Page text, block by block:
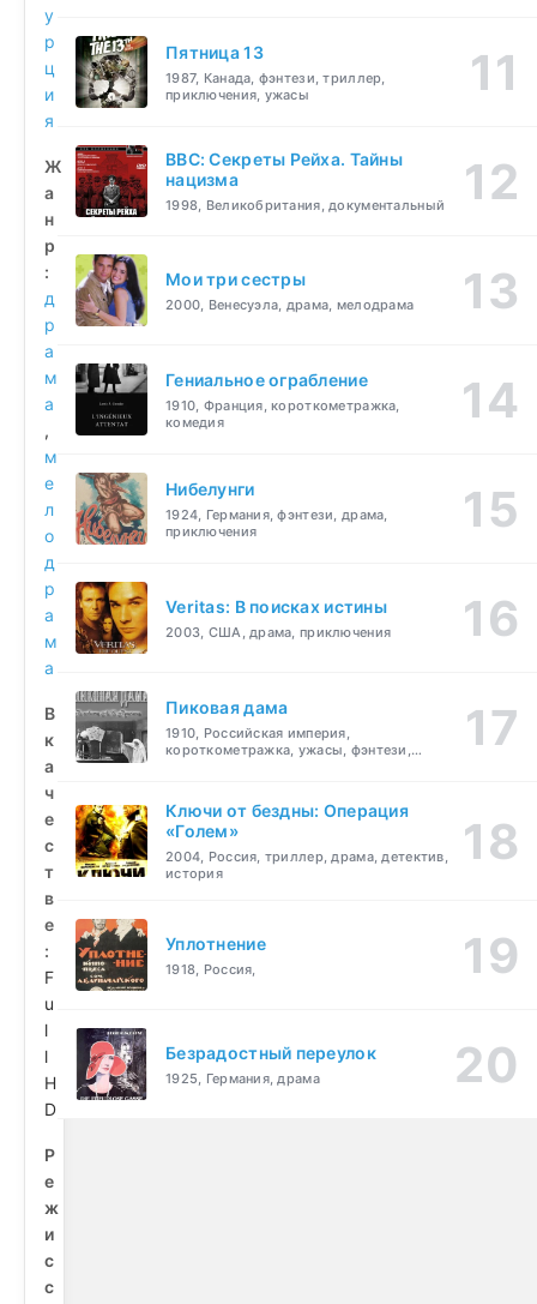
у
р
ц
и
я
Ж
а
н
р
:
д
р
а
м
а
,
м
е
л
о
д
р
а
м
а
В
к
а
ч
е
с
т
в
е
:
F
u
l
l
H
D
Р
е
ж
и
с
с
Пятница 13
1987, Канада, фэнтези, триллер,
приключения, ужасы
BBC: Секреты Рейха. Тайны
нацизма
1998, Великобритания, документальный
Мои три сестры
2000, Венесуэла, драма, мелодрама
Гениальное ограбление
1910, Франция, короткометражка,
комедия
Нибелунги
1924, Германия, фэнтези, драма,
приключения
Veritas: В поисках истины
2003, США, драма, приключения
Пиковая дама
1910, Российская империя,
короткометражка, ужасы, фэнтези,
Ключи от бездны: Операция
«Голем»
2004, Россия, триллер, драма, детектив,
история
Уплотнение
1918, Россия,
Безрадостный переулок
1925, Германия, драма